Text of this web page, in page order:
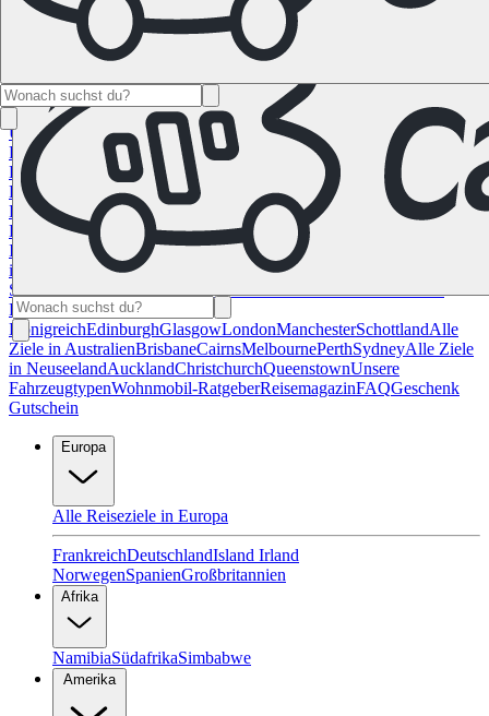
NamibiaSüdafrika
Alle Ziele in
KanadaCalgaryHalifaxMontrealTorontoVancouver
Alle Ziele in den
USALas VegasLos Angeles Miami New YorkSan
Francisco
Chile Costa Rica Alle Reiseziele in
Deutschland
Berlin Hamburg Leipzig München Stuttgart
Reiseziele in
Frankreich
KorsikaLyonMarseilles NizzaParis Toulouse
Alle
Reiseziele in
Italien
CagliariFlorenzMailandRom Sardinien
in Norwegen Bergen
Alle Reiseziele in
Spanien
Reiseziele im Vereinigtem
KönigreichEdinburghGlasgowLondonManchesterSchottlandAlle
Ziele in AustralienBrisbaneCairnsMelbournePerthSydneyAlle Ziele
in NeuseelandAucklandChristchurchQueenstownUnsere
FahrzeugtypenWohnmobil-RatgeberReisemagazinFAQGeschenk
Gutschein
Europa
Alle Reiseziele in Europa
FrankreichDeutschlandIsland Irland
NorwegenSpanienGroßbritannien
Afrika
NamibiaSüdafrikaSimbabwe
Amerika